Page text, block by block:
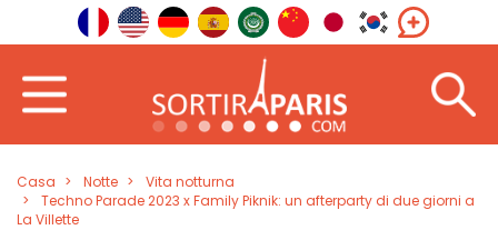
Casa Notte
Vita notturna
Techno Parade 2023 x Family Piknik: un afterparty di due giorni a
La Villette